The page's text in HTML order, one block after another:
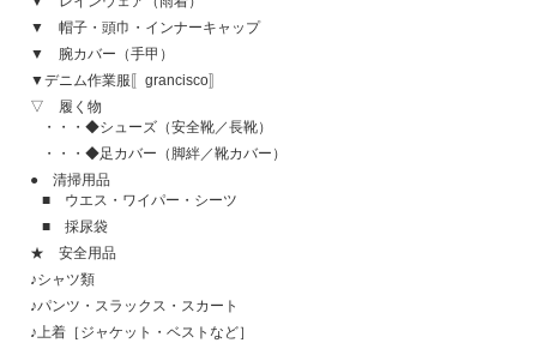
▼ 帽子・頭巾・インナーキャップ
▼ 腕カバー（手甲）
▼デニム作業服〚grancisco〛
▽ 履く物
・・・◆シューズ（安全靴／長靴）
・・・◆足カバー（脚絆／靴カバー）
● 清掃用品
■ ウエス・ワイパー・シーツ
■ 採尿袋
★ 安全用品
♪シャツ類
♪パンツ・スラックス・スカート
♪上着［ジャケット・ベストなど］